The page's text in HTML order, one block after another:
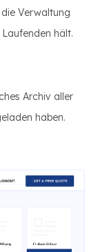
Verwaltung
hält.
Archiv aller
haben.